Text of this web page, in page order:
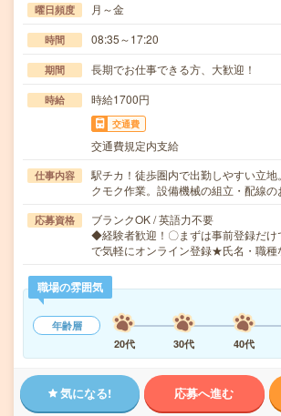
曜日頻度 月～金
時間 08:35～17:20
期間 長期でお仕事できる方、大歓迎！
時給 時給1700円
交通費
交通費規定内支給
仕事内容
駅チカ！徒歩圏内で出勤しやすい立
クモク作業。設備機械の組立・配線
応募資格
ブランクOK / 英語力不要
◆経験者歓迎！〇まずは事前登録だけ
で気軽にオンライン登録★氏名・職
職場の雰囲気
年齢層
20代
30代 40代
気になる! 応募へ進む